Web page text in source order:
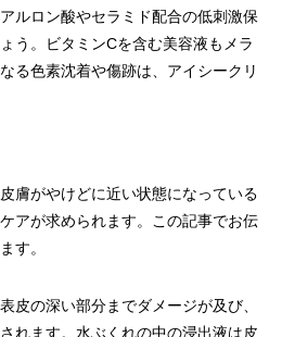
ルロン酸やセラミド配合の低刺激保
う。ビタミンCを含む美容液もメラ
る色素沈着や傷跡は、アイシークリ
膚がやけどに近い状態になっている
アが求められます。この記事でお伝
す。
皮の深い部分までダメージが及び、
れます。水ぶくれの中の浸出液は皮